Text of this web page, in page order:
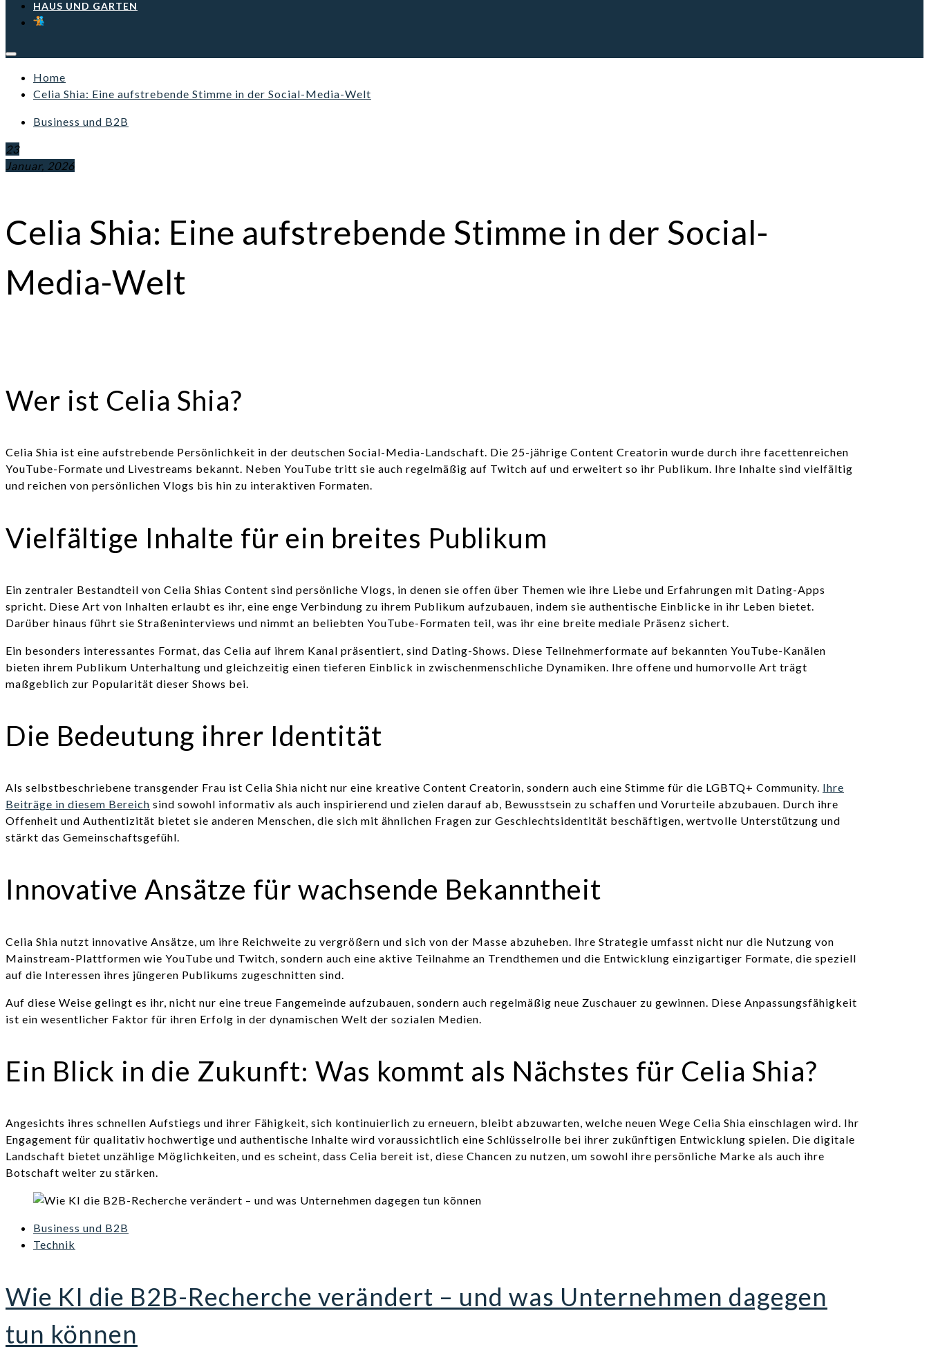
HAUS UND GARTEN
Home
Celia Shia: Eine aufstrebende Stimme in der Social-Media-Welt
Business und B2B
23
Januar, 2026
Celia Shia: Eine aufstrebende Stimme in der Social-
Media-Welt
Wer ist Celia Shia?
Celia Shia ist eine aufstrebende Persönlichkeit in der deutschen Social-Media-Landschaft. Die 25-jährige Content Creatorin wurde durch ihre facettenreichen
YouTube-Formate und Livestreams bekannt. Neben YouTube tritt sie auch regelmäßig auf Twitch auf und erweitert so ihr Publikum. Ihre Inhalte sind vielfältig
und reichen von persönlichen Vlogs bis hin zu interaktiven Formaten.
Vielfältige Inhalte für ein breites Publikum
Ein zentraler Bestandteil von Celia Shias Content sind persönliche Vlogs, in denen sie offen über Themen wie ihre Liebe und Erfahrungen mit Dating-Apps
spricht. Diese Art von Inhalten erlaubt es ihr, eine enge Verbindung zu ihrem Publikum aufzubauen, indem sie authentische Einblicke in ihr Leben bietet.
Darüber hinaus führt sie Straßeninterviews und nimmt an beliebten YouTube-Formaten teil, was ihr eine breite mediale Präsenz sichert.
Ein besonders interessantes Format, das Celia auf ihrem Kanal präsentiert, sind Dating-Shows. Diese Teilnehmerformate auf bekannten YouTube-Kanälen
bieten ihrem Publikum Unterhaltung und gleichzeitig einen tieferen Einblick in zwischenmenschliche Dynamiken. Ihre offene und humorvolle Art trägt
maßgeblich zur Popularität dieser Shows bei.
Die Bedeutung ihrer Identität
Als selbstbeschriebene transgender Frau ist Celia Shia nicht nur eine kreative Content Creatorin, sondern auch eine Stimme für die LGBTQ+ Community. Ihre
Beiträge in diesem Bereich sind sowohl informativ als auch inspirierend und zielen darauf ab, Bewusstsein zu schaffen und Vorurteile abzubauen. Durch ihre
Offenheit und Authentizität bietet sie anderen Menschen, die sich mit ähnlichen Fragen zur Geschlechtsidentität beschäftigen, wertvolle Unterstützung und
stärkt das Gemeinschaftsgefühl.
Innovative Ansätze für wachsende Bekanntheit
Celia Shia nutzt innovative Ansätze, um ihre Reichweite zu vergrößern und sich von der Masse abzuheben. Ihre Strategie umfasst nicht nur die Nutzung von
Mainstream-Plattformen wie YouTube und Twitch, sondern auch eine aktive Teilnahme an Trendthemen und die Entwicklung einzigartiger Formate, die speziell
auf die Interessen ihres jüngeren Publikums zugeschnitten sind.
Auf diese Weise gelingt es ihr, nicht nur eine treue Fangemeinde aufzubauen, sondern auch regelmäßig neue Zuschauer zu gewinnen. Diese Anpassungsfähigkeit
ist ein wesentlicher Faktor für ihren Erfolg in der dynamischen Welt der sozialen Medien.
Ein Blick in die Zukunft: Was kommt als Nächstes für Celia Shia?
Angesichts ihres schnellen Aufstiegs und ihrer Fähigkeit, sich kontinuierlich zu erneuern, bleibt abzuwarten, welche neuen Wege Celia Shia einschlagen wird. Ihr
Engagement für qualitativ hochwertige und authentische Inhalte wird voraussichtlich eine Schlüsselrolle bei ihrer zukünftigen Entwicklung spielen. Die digitale
Landschaft bietet unzählige Möglichkeiten, und es scheint, dass Celia bereit ist, diese Chancen zu nutzen, um sowohl ihre persönliche Marke als auch ihre
Botschaft weiter zu stärken.
Business und B2B
Technik
Wie KI die B2B-Recherche verändert – und was Unternehmen dagegen
tun können